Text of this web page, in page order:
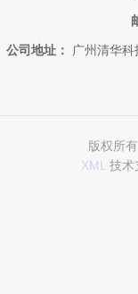
公司地址： 广州清华
版权所
XML 技术